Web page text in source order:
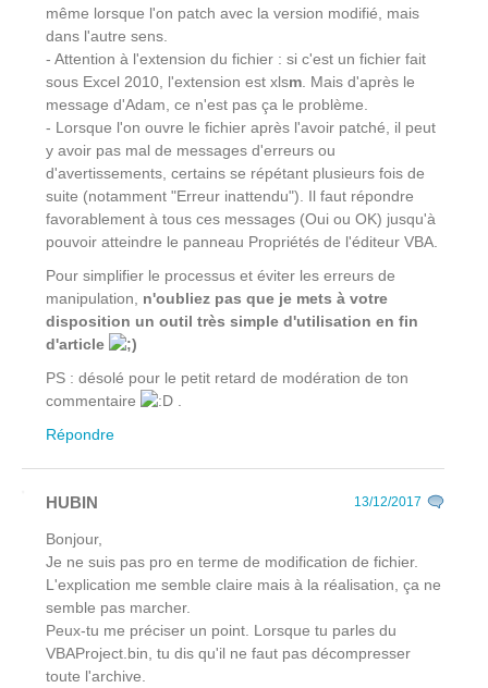
même lorsque l'on patch avec la version modifié, mais
dans l'autre sens.
- Attention à l'extension du fichier : si c'est un fichier fait
sous Excel 2010, l'extension est xlsm . Mais d'après le
message d'Adam, ce n'est pas ça le problème.
- Lorsque l'on ouvre le fichier après l'avoir patché, il peut
y avoir pas mal de messages d'erreurs ou
d'avertissements, certains se répétant plusieurs fois de
suite (notamment "Erreur inattendu"). Il faut répondre
favorablement à tous ces messages (Oui ou OK) jusqu'à
pouvoir atteindre le panneau Propriétés de l'éditeur VBA.
Pour simplifier le processus et éviter les erreurs de
manipulation, n'oubliez pas que je mets à votre
disposition un outil très simple d'utilisation en fin
d'article
PS : désolé pour le petit retard de modération de ton
commentaire
Répondre
HUBIN 13/12/2017
Bonjour,
Je ne suis pas pro en terme de modification de fichier.
L'explication me semble claire mais à la réalisation, ça ne
semble pas marcher.
Peux-tu me préciser un point. Lorsque tu parles du
VBAProject.bin, tu dis qu'il ne faut pas décompresser
toute l'archive.